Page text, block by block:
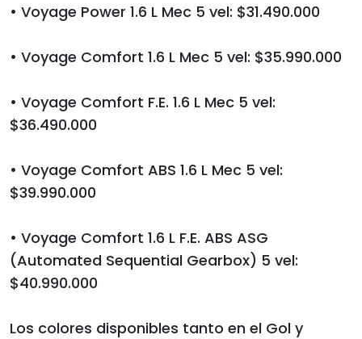
• Voyage Power 1.6 L Mec 5 vel: $31.490.000
• Voyage Comfort 1.6 L Mec 5 vel: $35.990.000
• Voyage Comfort F.E. 1.6 L Mec 5 vel:
$36.490.000
• Voyage Comfort ABS 1.6 L Mec 5 vel:
$39.990.000
• Voyage Comfort 1.6 L F.E. ABS ASG
(Automated Sequential Gearbox) 5 vel:
$40.990.000
Los colores disponibles tanto en el Gol y